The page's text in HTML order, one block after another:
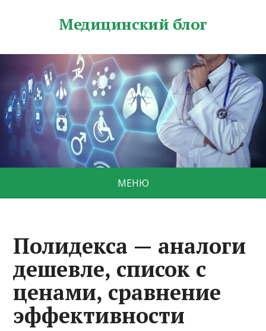
Медицинский блог
МЕНЮ
Полидекса — аналоги
дешевле, список с
ценами, сравнение
эффективности